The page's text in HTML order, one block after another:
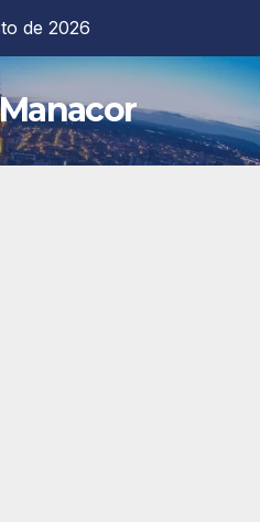
de 2026